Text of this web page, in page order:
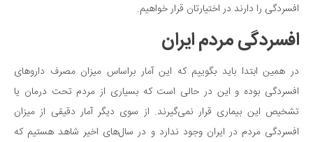
افسردگی را دارند در اختیارتان قرار خواهیم.
افسردگی مردم ایران
در همین ابتدا باید بگوییم که این آمار براساس میزان مصرف داروهای
افسردگی بوده و این در حالی است که بسیاری از مردم تحت درمان یا
تشخیص این بیماری قرار نمی‌گیرند. از سوی دیگر آمار دقیقی از میزان
افسردگی مردم در ایران وجود ندارد و در سال‌های اخیر شاهد هستیم که